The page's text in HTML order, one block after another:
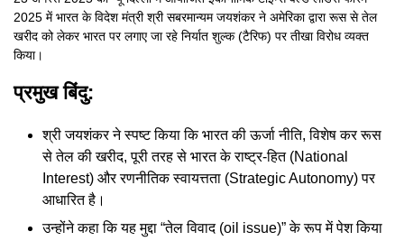
2025 में भारत के विदेश मंत्री श्री सबरमा­न्यम जयशंकर ने अमेरिका द्वारा रूस से तेल
खरीद को लेकर भारत पर लगाए जा रहे निर्यात शुल्क (टैरिफ) पर तीखा विरोध व्यक्त
किया।
प्रमुख बिंदु:
श्री जयशंकर ने स्पष्ट किया कि भारत की ऊर्जा नीति, विशेष कर रूस
से तेल की खरीद, पूरी तरह से भारत के राष्ट्र-हित (National
Interest) और रणनीतिक स्वायत्तता (Strategic Autonomy) पर
आधारित है।
उन्होंने कहा कि यह मुद्दा “तेल विवाद (oil issue)” के रूप में पेश किया